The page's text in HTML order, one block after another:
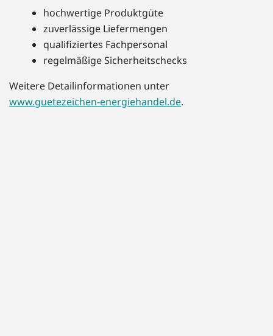
hochwertige Produktgüte
zuverlässige Liefermengen
qualifiziertes Fachpersonal
regelmäßige Sicherheitschecks
Weitere Detailinformationen unter
www.guetezeichen-energiehandel.de.